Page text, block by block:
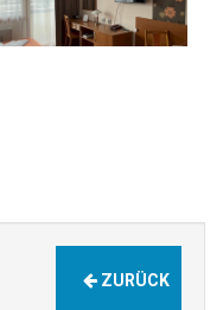
ZURÜCK